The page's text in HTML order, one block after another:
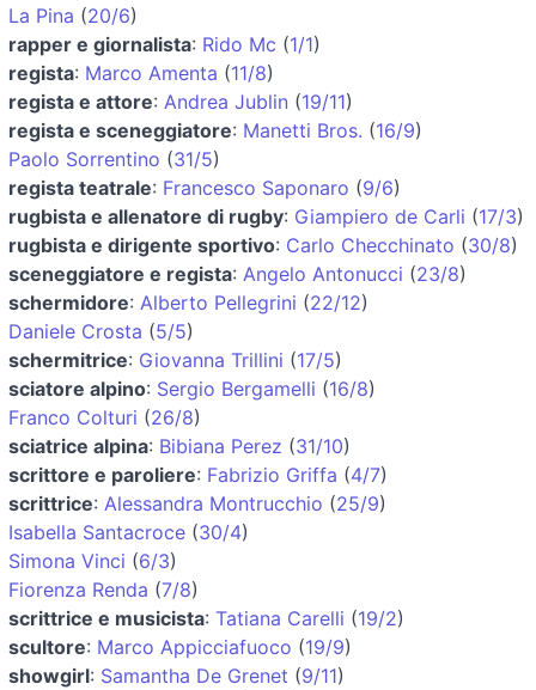
La Pina (20/6)
rapper e giornalista: Rido Mc (1/1)
regista: Marco Amenta (11/8)
regista e attore: Andrea Jublin (19/11)
regista e sceneggiatore: Manetti Bros. (16/9)
Paolo Sorrentino (31/5)
regista teatrale: Francesco Saponaro (9/6)
rugbista e allenatore di rugby: Giampiero de Carli (17/3)
rugbista e dirigente sportivo: Carlo Checchinato (30/8)
sceneggiatore e regista: Angelo Antonucci (23/8)
schermidore: Alberto Pellegrini (22/12)
Daniele Crosta (5/5)
schermitrice: Giovanna Trillini (17/5)
sciatore alpino: Sergio Bergamelli (16/8)
Franco Colturi (26/8)
sciatrice alpina: Bibiana Perez (31/10)
scrittore e paroliere: Fabrizio Griffa (4/7)
scrittrice: Alessandra Montrucchio (25/9)
Isabella Santacroce (30/4)
Simona Vinci (6/3)
Fiorenza Renda (7/8)
scrittrice e musicista: Tatiana Carelli (19/2)
scultore: Marco Appicciafuoco (19/9)
showgirl: Samantha De Grenet (9/11)